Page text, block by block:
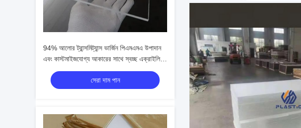
94% আলোর ট্রান্সমিট্যান্স ভার্জিন পিএমএমএ উপাদান
এবং কাস্টমাইজযোগ্য আকারের সাথে স্বচ্ছ এক্রাইলিক
সেরা দাম পান